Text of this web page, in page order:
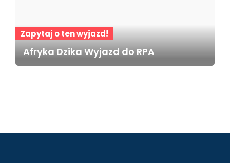
Zapytaj o ten wyjazd!
Afryka Dzika Wyjazd do RPA